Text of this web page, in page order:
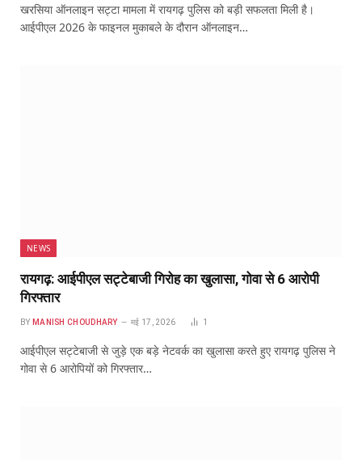
खरसिया ऑनलाइन सट्टा मामला में रायगढ़ पुलिस को बड़ी सफलता मिली है।
आईपीएल 2026 के फाइनल मुकाबले के दौरान ऑनलाइन…
NEWS
रायगढ़: आईपीएल सट्टेबाजी गिरोह का खुलासा, गोवा से 6 आरोपी
गिरफ्तार
BY MANISH CHOUDHARY मई 17, 2026 1
आईपीएल सट्टेबाजी से जुड़े एक बड़े नेटवर्क का खुलासा करते हुए रायगढ़ पुलिस ने
गोवा से 6 आरोपियों को गिरफ्तार…